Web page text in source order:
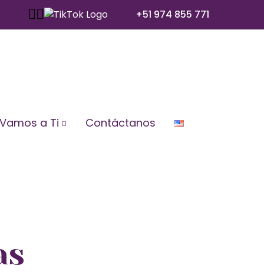
+51 974 855 771
Vamos a Ti Contáctanos